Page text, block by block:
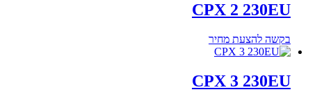
CPX 2 230EU
בקשה להצעת מחיר
CPX 3 230EU